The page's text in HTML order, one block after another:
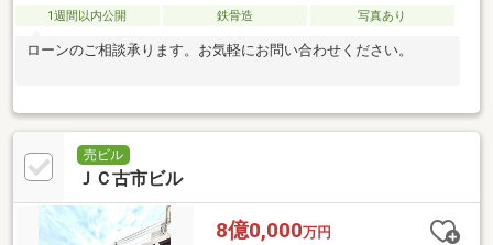
1週間以内公開 鉄骨造 写真あり
ローンのご相談承ります。お気軽にお問い合わせください。
売ビル
ＪＣ古市ビル
8億0,000万円